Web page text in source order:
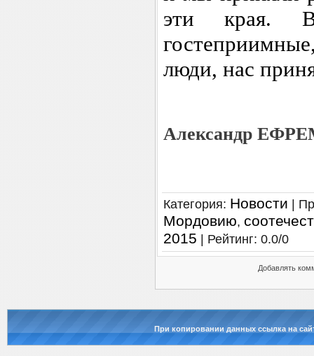
эти края.
люди, нас
Александр
Категория: Новости
Мордовию,
2015
Рейтинг: 0.0/0
Добавлять
При копировании данных ссылка на